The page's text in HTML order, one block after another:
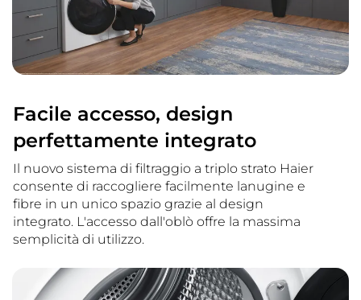
Facile accesso, design
perfettamente integrato
Il nuovo sistema di filtraggio a triplo strato Haier
consente di raccogliere facilmente lanugine e
fibre in un unico spazio grazie al design
integrato. L'accesso dall'oblò offre la massima
semplicità di utilizzo.